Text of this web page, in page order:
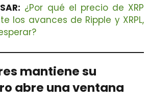
¿Por qué el precio de XRP
los avances de Ripple y XRPL,
mantiene su
abre una ventana